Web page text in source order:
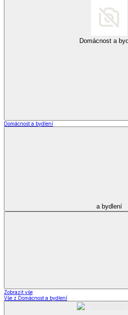
Domácnost a
Domácnost a bydlení
a bydlení
Zobrazit vše
Vše z Domácnost a bydlení